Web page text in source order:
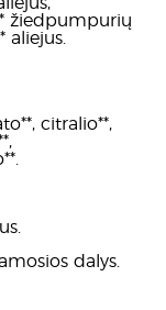
žiedpumpurių
aliejus.
citralio**,
dalys.